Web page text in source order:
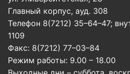
Главный корпус, ауд. 308
Телефон 8(7212) 35–64–47;
1109
Факс: 8(7212) 77–03–84
Режим работы: 9.00 – 18.00